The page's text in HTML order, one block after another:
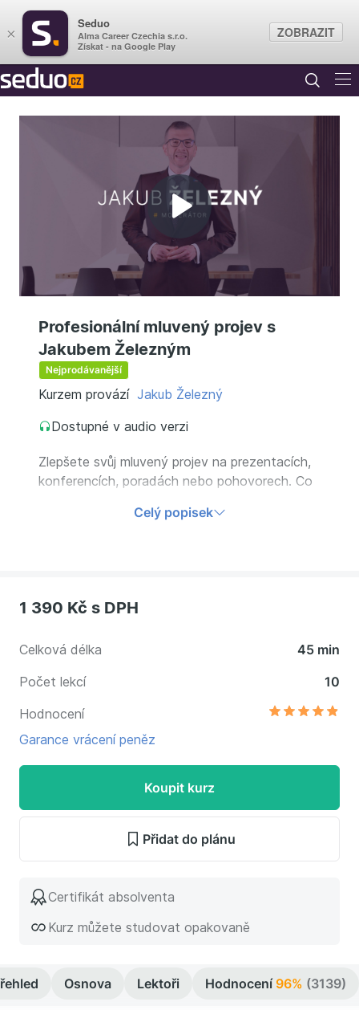
Přehrát
video
Profesionální mluvený projev s
Jakubem Železným
Nejprodávanější
Kurzem provází Jakub Železný
Dostupné v audio verzi
Zlepšete svůj mluvený projev na prezentacích,
konferencích, poradách nebo pohovorech. Co
dát pozor? Inspirujte se z praxe
Celý popisek
1 390 Kč s DPH
Celková délka
45 min
Počet lekcí
10
Hodnocení
Garance vrácení peněz
Koupit kurz
Přidat do plánu
Certifikát absolventa
Kurz můžete studovat opakovaně
Osnova Lektoři Hodnocení 96% (3139)
×
Seduo
Alma Career Czechia s.r.o.
Získat - na Google Play
ZOBRAZIT